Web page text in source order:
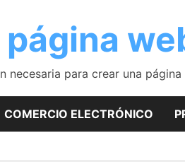
necesaria para crear una página
COMERCIO ELECTRÓNICO